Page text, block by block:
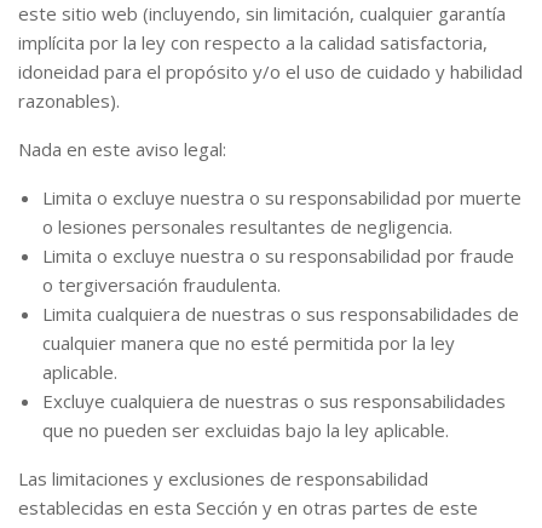
este sitio web (incluyendo, sin limitación, cualquier garantía
implícita por la ley con respecto a la calidad satisfactoria,
idoneidad para el propósito y/o el uso de cuidado y habilidad
razonables).
Nada en este aviso legal:
Limita o excluye nuestra o su responsabilidad por muerte
o lesiones personales resultantes de negligencia.
Limita o excluye nuestra o su responsabilidad por fraude
o tergiversación fraudulenta.
Limita cualquiera de nuestras o sus responsabilidades de
cualquier manera que no esté permitida por la ley
aplicable.
Excluye cualquiera de nuestras o sus responsabilidades
que no pueden ser excluidas bajo la ley aplicable.
Las limitaciones y exclusiones de responsabilidad
establecidas en esta Sección y en otras partes de este